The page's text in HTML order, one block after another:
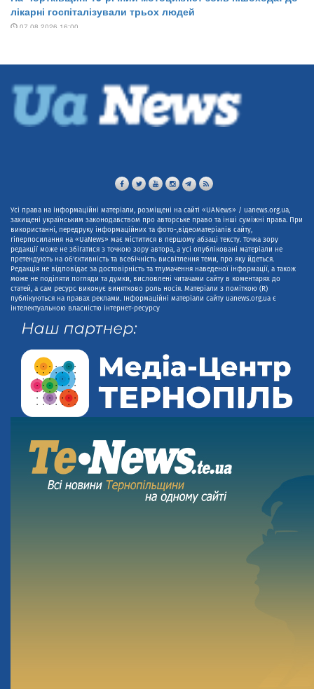
Усі права на інформаційні матеріали, розміщені на сайті «UANews» / uanews.org.ua,
захищені українським законодавством про авторське право та інші суміжні права. При
використанні, передруку інформаційних та фото-,відеоматеріалів сайту,
гіперпосилання на «UaNews» має міститися в першому абзаці тексту. Точка зору
редакції може не збігатися з точкою зору автора, а усі опубліковані матеріали не
претендують на об'єктивність та всебічність висвітлення теми, про яку йдеться.
Редакція не відповідає за достовірність та тлумачення наведеної інформації, а також
може не поділяти погляди та думки, висловлені читачами сайту в коментарях до
статей, а сам ресурс виконує винятково роль носія. Матеріали з поміткою (R)
публікуються на правах реклами. Інформаційні матеріали сайту uanews.org.ua є
інтелектуальною власністю інтернет-ресурсу